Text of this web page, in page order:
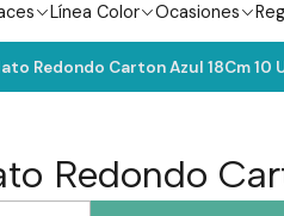
Línea Color Ocasiones
Redondo Carton Azul 18Cm 10
Redondo